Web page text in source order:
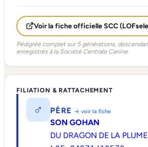
Voir la fiche officielle SCC
Pédigrée complet sur 5 générations,
enregistrés à la Société Centrale Canine.
FILIATION & RATTACHEMENT
♂ PÈRE → voir la fiche
SON GOHAN
DU DRAGON DE LA